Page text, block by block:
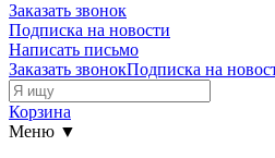
Прайс-лист
Остатки
Заказать звонок
Подписка на новости
Написать письмо
Заказать звонокПодписка на
Корзина
Меню ▼